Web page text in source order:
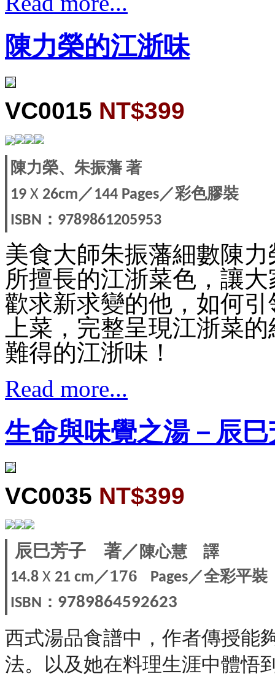
陳力榮的江浙味
VC0015 NT$399
陳力榮、朱振藩著
19 X 26cm／144 Pages／彩色膠裝
ISBN ： 9789861205953
美食大師朱振藩細數陳
所擅長的江浙菜色，讓
歡求新求變的他，如何
上菜，完整呈現江浙菜
難得的江浙味！
Read more...
生命與味覺之湯－辰
VC0035 NT$399
辰巳芳子 著／ 陳心慧 譯
14.8X 21 cm／176 Pages／全彩平裝
ISBN ： 9789864592623
西式湯品食譜中，作者傳授能
法。以及她在料理生涯中體悟